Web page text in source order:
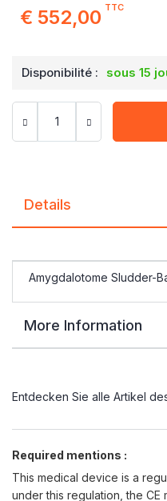
€ 552,00 TTC
Disponibilité : sous 15
Details
Amygdalotome Sludder-
More Information
Entdecken Sie alle Artikel
Required mentions :
This medical device is a
under this regulation, the CE